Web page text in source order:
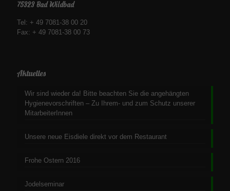
75323 Bad Wildbad
Tel: + 49 7081-38 00 20
Fax: + 49 7081-38 00 73
Aktuelles
Wir sind wieder da! Bitte beachten Sie die angehängten
Hygienevorschriften – Zu Ihrem- und zum Schutz unserer
MitarbeiterInnen
Unsere neue Eisdiele direkt vor dem Restaurant
Frohe Ostern 2016
Jodelseminar